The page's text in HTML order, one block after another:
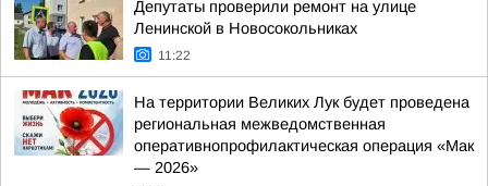
Депутаты проверили ремонт на улице
Ленинской в Новосокольниках
11:22
На территории Великих Лук будет проведена
региональная межведомственная
оперативнопрофилактическая операция «Мак
— 2026»